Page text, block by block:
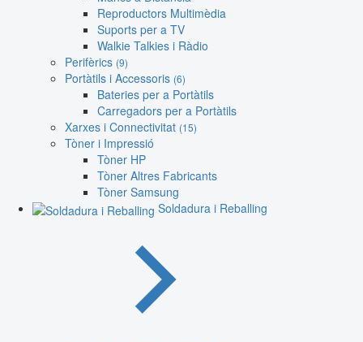
Reproductors Multimèdia
Suports per a TV
Walkie Talkies i Ràdio
Perifèrics (9)
Portàtils i Accessoris (6)
Bateries per a Portàtils
Carregadors per a Portàtils
Xarxes i Connectivitat (15)
Tòner i Impressió
Tòner HP
Tòner Altres Fabricants
Tòner Samsung
Soldadura i Reballing